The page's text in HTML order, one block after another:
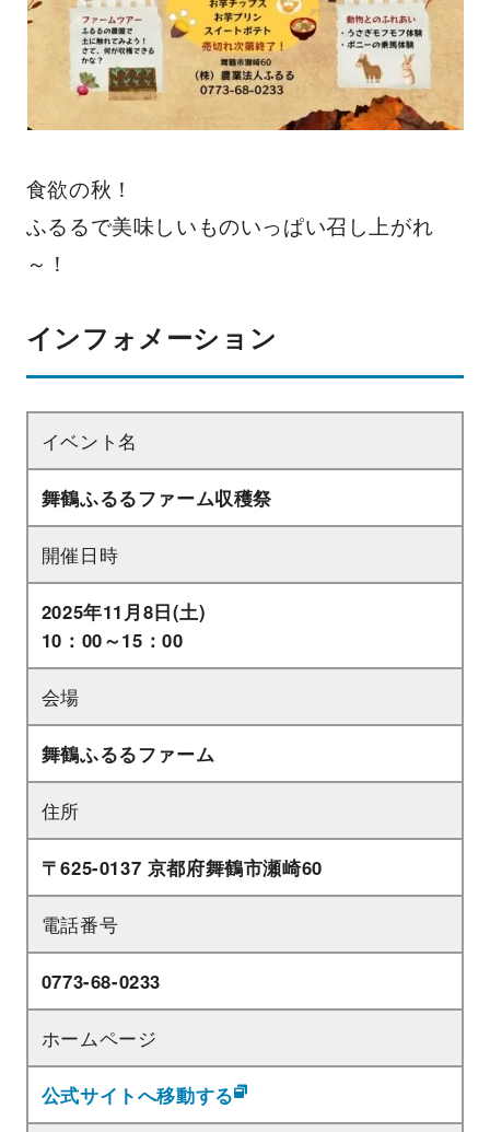
食欲の秋！
ふるるで美味しいものいっぱい召し上がれ
～！
インフォメーション
イベント名
舞鶴ふるるファーム収穫祭
開催日時
2025年11月8日(土)
10：00～15：00
会場
舞鶴ふるるファーム
住所
〒625-0137 京都府舞鶴市瀬崎60
電話番号
0773-68-0233
ホームページ
公式サイトへ移動する